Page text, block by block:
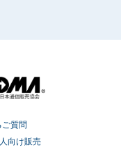
質問
向け販売